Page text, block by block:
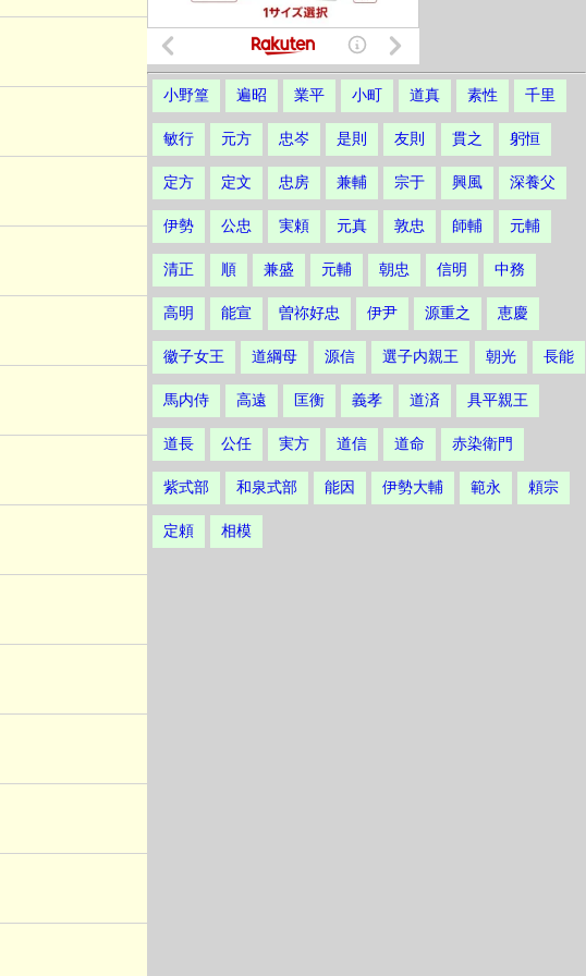
小野篁 遍昭 業平 小町 道真 素性 千里
敏行 元方 忠岑 是則 友則 貫之 躬恒
定方 定文 忠房 兼輔 宗于 興風 深養父
伊勢 公忠 実頼 元真 敦忠 師輔 元輔
清正 順 兼盛 元輔 朝忠 信明 中務
高明 能宣 曽祢好忠 伊尹 源重之 恵慶
徽子女王 道綱母 源信 選子内親王 朝光 長能
馬内侍 高遠 匡衡 義孝 道済 具平親王
道長 公任 実方 道信 道命 赤染衛門
紫式部 和泉式部 能因 伊勢大輔 範永 頼宗
定頼 相模